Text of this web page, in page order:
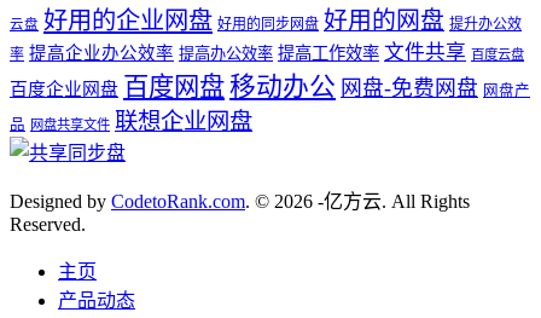
云盘 好用的企业网盘 好用的同步网盘 好用的网盘 提升办公效
率 提高企业办公效率 提高办公效率 提高工作效率 文件共享 百度云盘
百度企业网盘 百度网盘 移动办公 网盘-免费网盘 网盘产
品 网盘共享文件 联想企业网盘
Designed by CodetoRank.com. © 2026 -亿方云. All Rights
Reserved.
主页
产品动态